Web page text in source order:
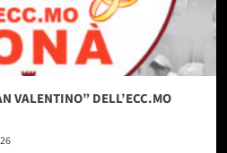
VALENTINO” DELL’ECC.MO